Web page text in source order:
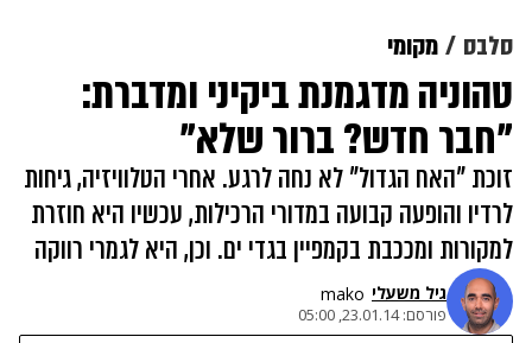
סלבס מקומי
טהוניה מדגמנת ביקיני ומדברת:
"חבר חדש? ברור שלא"
זוכת "האח הגדול" לא נחה לרגע. אחרי הטלוויזיה, גיחות
לרדיו והופעה קבועה במדורי הרכילות, עכשיו היא חוזרת
למקורות ומככבת בקמפיין בגדי ים. וכן, היא לגמרי רווקה
גיל משעלי mako
פורסם:23.01.14, 05:00